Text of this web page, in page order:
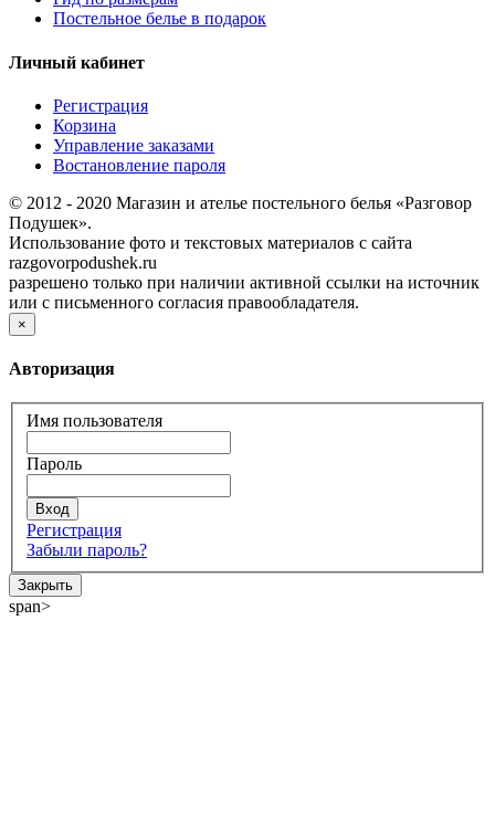
Постельное белье в подарок
Личный кабинет
Регистрация
Корзина
Управление заказами
Востановление пароля
© 2012 - 2020 Магазин и ателье постельного белья «Разговор
Подушек».
Использование фото и текстовых материалов с сайта
razgovorpodushek.ru
разрешено только при наличии активной ссылки на источник
или с письменного согласия правообладателя.
×
Авторизация
Имя пользователя
Пароль
Регистрация
Забыли пароль?
Закрыть
span>